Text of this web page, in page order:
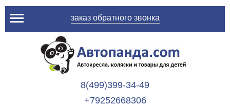
заказ обратного звонка
8(499)399-34-49
+79252668306